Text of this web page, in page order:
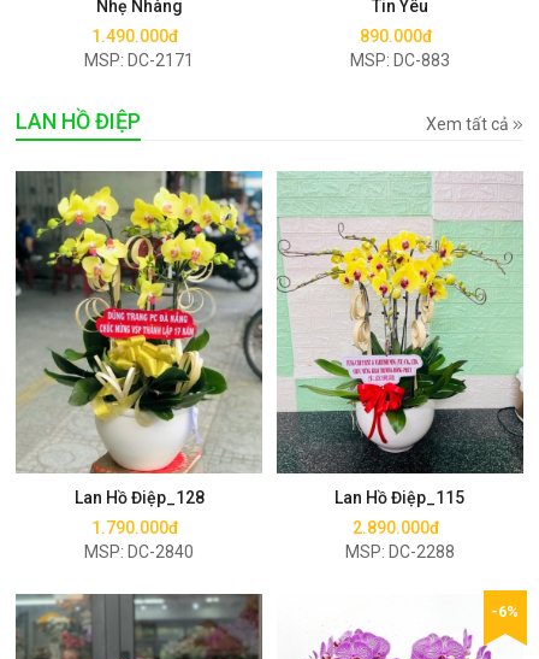
Nhẹ Nhàng
1.490.000đ
MSP: DC-2171
Tin Yêu
890.000đ
MSP: DC-883
LAN HỒ ĐIỆP Xem tất cả
Lan Hồ Điệp_128
1.790.000đ
MSP: DC-2840
Mua ngay
Lan Hồ Điệp_115
2.890.000đ
MSP: DC-2288
Mua ngay
-6%